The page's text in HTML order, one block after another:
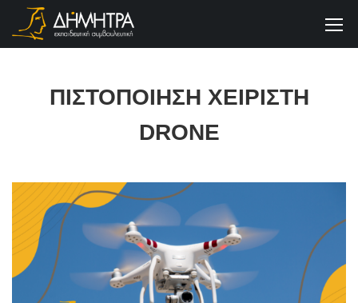
ΠΙΣΤΟΠΟΙΗΣΗ ΧΕΙΡΙΣΤΗ
DRONE